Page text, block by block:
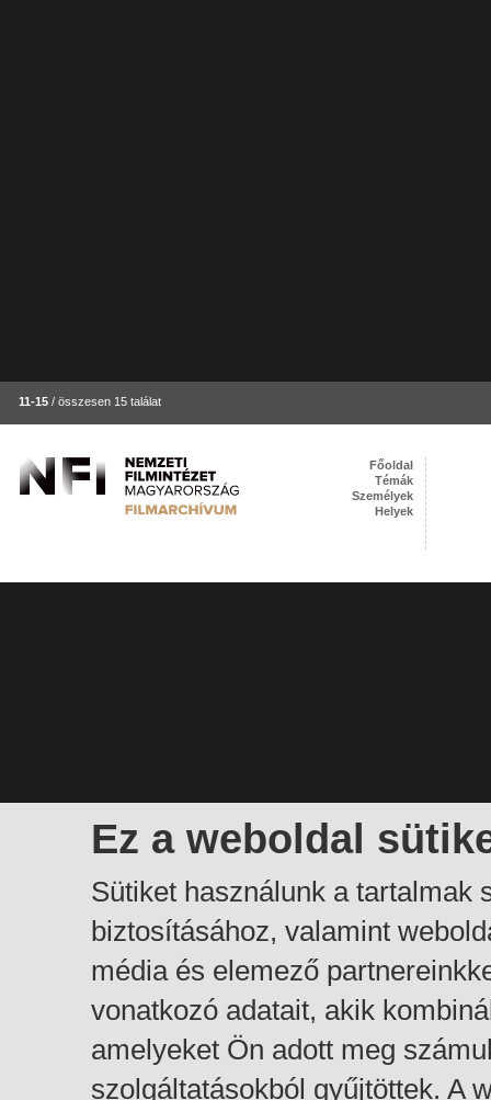
11-15 / összesen 15 találat
Ez a weboldal
Sütiket használunk a tartalmak
biztosításához, valamint
média és elemező
vonatkozó adatait, akik
amelyeket Ön adott meg
szolgáltatásokból gyűjtöttek. A
Főoldal
Témák
Személyek
Helyek